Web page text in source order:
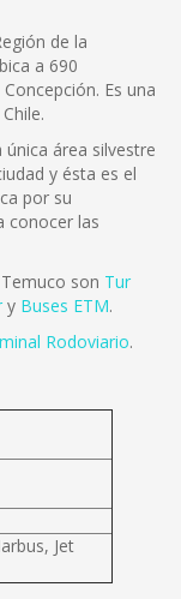
de la
a 690
Es una
área silvestre
y ésta es el
por su
conocer las
son Tur
y Buses ETM.
Rodoviario.
Jet